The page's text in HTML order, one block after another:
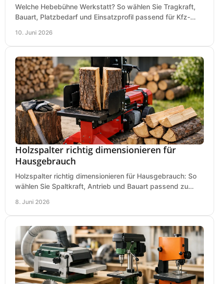
Welche Hebebühne Werkstatt? So wählen Sie Tragkraft,
Bauart, Platzbedarf und Einsatzprofil passend für Kfz-
10. Juni 2026
Holzspalter richtig dimensionieren für
Hausgebrauch
Holzspalter richtig dimensionieren für Hausgebrauch: So
wählen Sie Spaltkraft, Antrieb und Bauart passend zu
8. Juni 2026